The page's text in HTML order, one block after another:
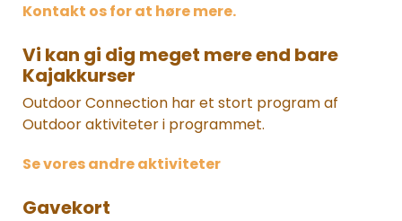
Kontakt os for at høre mere.
Vi kan gi dig meget mere end bare
Kajakkurser
Outdoor Connection har et stort program af
Outdoor aktiviteter i programmet.
Se vores andre aktiviteter
Gavekort